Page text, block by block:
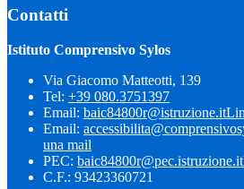
Contatti
Istituto Comprensivo Sylos
Via Giacomo Matteotti, 139
Tel: +39 080.3751397
Email: baic84800r@istruzione.it
Email:
una mail
PEC: baic84800r@pec.istruzione.it
C.F.: 93423360721